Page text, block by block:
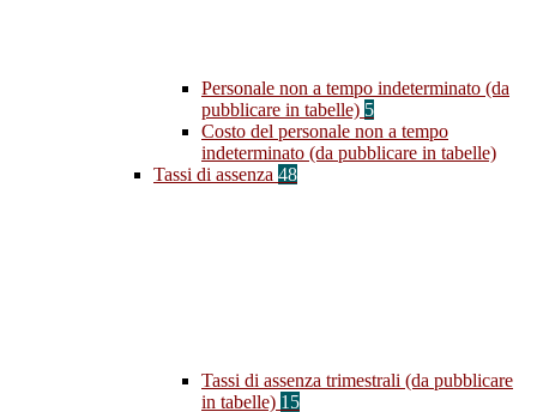
Personale non a tempo indeterminato (da
pubblicare in tabelle) 5
Costo del personale non a tempo
indeterminato (da pubblicare in tabelle)
Tassi di assenza 48
Tassi di assenza trimestrali (da pubblicare
in tabelle) 15